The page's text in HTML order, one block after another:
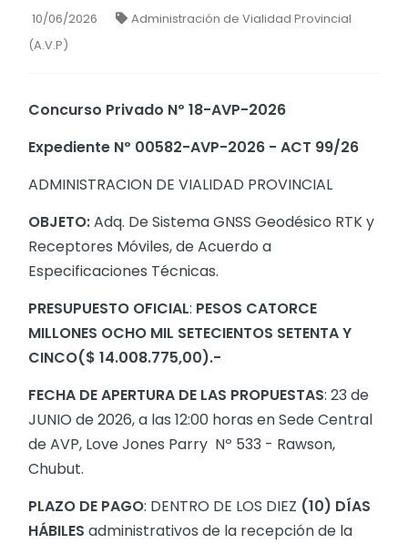
10/06/2026
Administración de Vialidad Provincial
(A.V.P)
Concurso Privado Nº 18-AVP-2026
Expediente Nº 00582-AVP-2026 - ACT 99/26
ADMINISTRACION DE VIALIDAD PROVINCIAL
OBJETO:Adq. De Sistema GNSS Geodésico RTK y
Receptores Móviles, de Acuerdo a
Especificaciones Técnicas.
PRESUPUESTO OFICIAL: PESOS CATORCE
MILLONES OCHO MIL SETECIENTOS SETENTA Y
CINCO($ 14.008.775,00).-
FECHA DE APERTURA DE LAS PROPUESTAS: 23 de
JUNIO de 2026, a las 12:00 horas en Sede Central
de AVP, Love Jones Parry Nº 533 - Rawson,
Chubut.
PLAZO DE PAGO: DENTRO DE LOS DIEZ (10) DÍAS
HÁBILES administrativos de la recepción de la